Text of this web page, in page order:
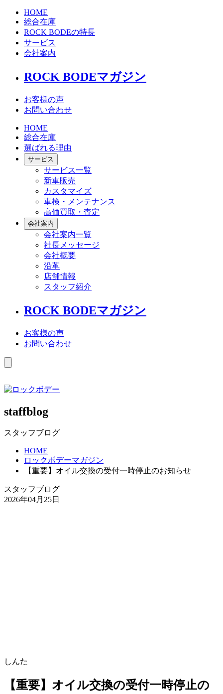
HOME
総合在庫
ROCK BODEの特長
サービス
会社案内
ROCK BODEマガジン
お客様の声
お問い合わせ
HOME
総合在庫
選ばれる理由
サービス
サービス一覧
新車販売
カスタマイズ
車検・メンテナンス
高価買取・査定
会社案内
会社案内一覧
社長メッセージ
会社概要
沿革
店舗情報
スタッフ紹介
ROCK BODEマガジン
お客様の声
お問い合わせ
staffblog
スタッフブログ
HOME
ロックボデーマガジン
【重要】オイル交換の受付一時停止のお知らせ
スタッフブログ
2026年04月25日
しんた
【重要】オイル交換の受付一時停止の